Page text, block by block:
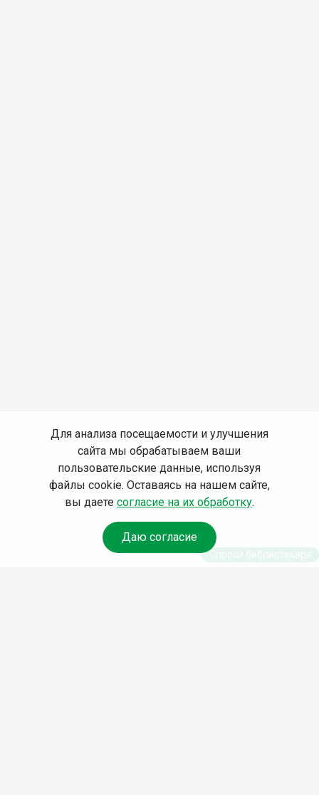
Для анализа посещаемости и улучшения
сайта мы обрабатываем ваши
пользовательские данные, используя
файлы cookie. Оставаясь на нашем сайте,
вы даете согласие на их обработку.
Даю согласие
Спроси библиотекаря